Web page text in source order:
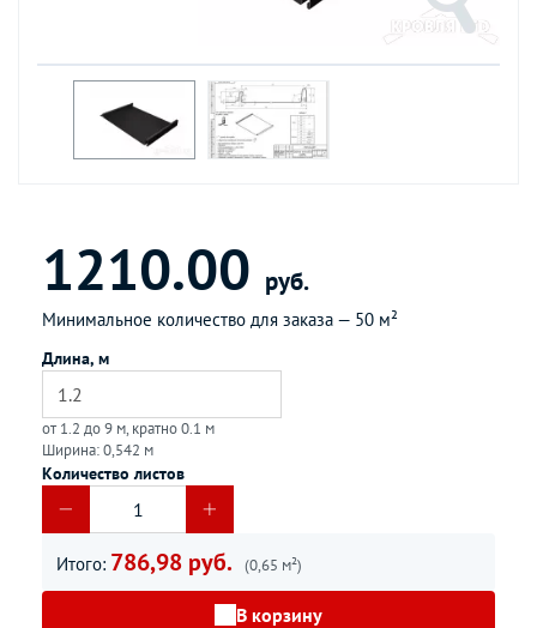
1210.00 руб.
Минимальное количество для заказа — 50 м²
Длина, м
от 1.2 до 9 м, кратно 0.1 м
Ширина: 0,542 м
Количество листов
Итого: 786,98 руб. (0,65 м²)
В корзину